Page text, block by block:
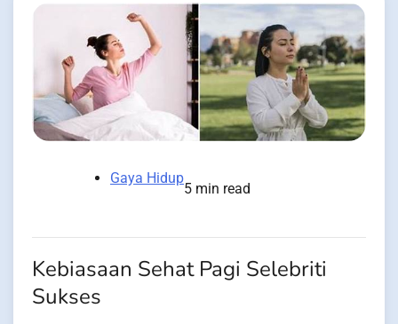
Gaya Hidup
5 min read
Kebiasaan Sehat Pagi Selebriti
Sukses